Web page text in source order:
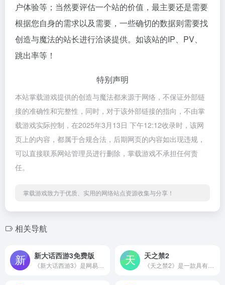
户体验等；当然要评估一个站的价值，最主要还是需要
根据您自身的需求以及需要，一些确切的数据则需要找
创造与魔法的站长进行洽谈提供。如该站的IP、PV、
跳出率等！
特别声明
本站掌载游戏提供的创造与魔法都来源于网络，不保证外部链
接的准确性和完整性，同时，对于该外部链接的指向，不由掌
载游戏实际控制，在2025年3月13日 下午12:12收录时，该网
页上的内容，都属于合规合法，后期网页的内容如出现违规，
可以直接联系网站管理员进行删除，掌载游戏不承担任何责
任。
掌载游戏致力于优质、实用的网络站点资源收集与分享！
相关导航
新大话西游3免费版 天之禁2